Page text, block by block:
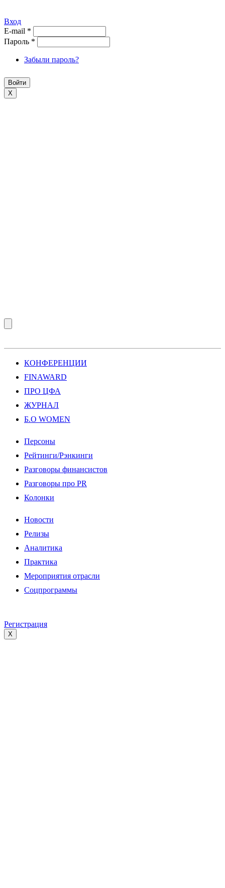
Вход
E-mail *
Пароль *
Забыли пароль?
X
КОНФЕРЕНЦИИ
FINAWARD
ПРО ЦФА
ЖУРНАЛ
Б.О WOMEN
Персоны
Рейтинги/Рэнкинги
Разговоры финансистов
Разговоры про PR
Колонки
Новости
Релизы
Аналитика
Практика
Мероприятия отрасли
Соцпрограммы
Регистрация
X